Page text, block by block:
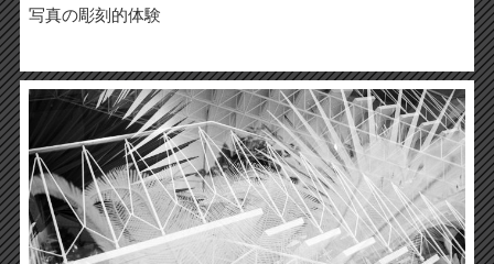
写真の彫刻的体験